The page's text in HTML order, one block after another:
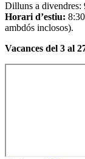
Dilluns a divendres:
Horari d’estiu:
ambdós inclosos).
Vacances del 3 al